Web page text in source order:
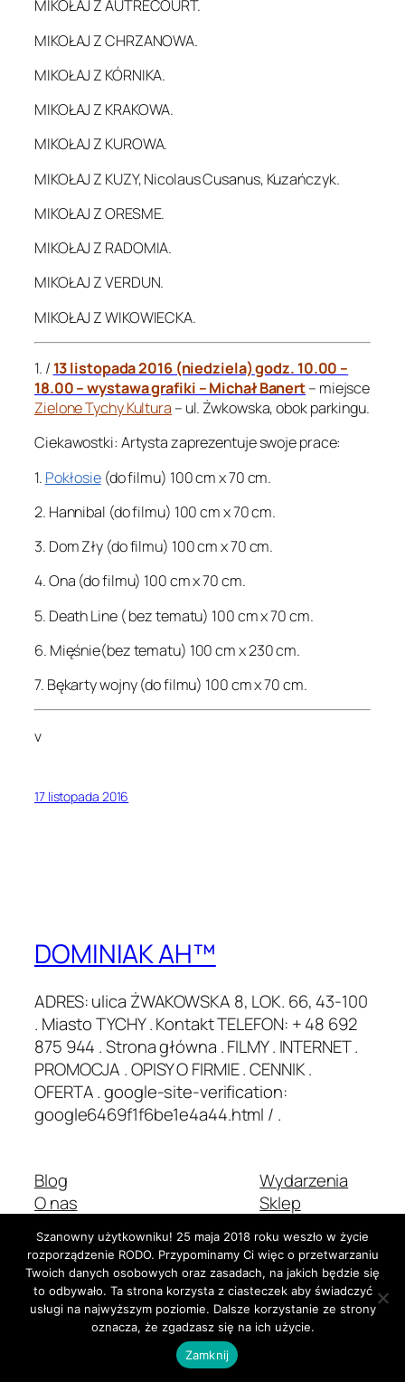
MIKOŁAJ Z AUTRECOURT.
MIKOŁAJ Z CHRZANOWA.
MIKOŁAJ Z KÓRNIKA.
MIKOŁAJ Z KRAKOWA.
MIKOŁAJ Z KUROWA.
MIKOŁAJ Z KUZY, Nicolaus Cusanus, Kuzańczyk.
MIKOŁAJ Z ORESME.
MIKOŁAJ Z RADOMIA.
MIKOŁAJ Z VERDUN.
MIKOŁAJ Z WIKOWIECKA.
1. / 13 listopada 2016 (niedziela) godz. 10.00 –
18.00 – wystawa grafiki – Michał Banert– miejsce
Zielone Tychy Kultura – ul. Żwkowska, obok parkingu.
Ciekawostki: Artysta zaprezentuje swoje prace:
1. Pokłosie(do filmu) 100 cm x 70 cm.
2. Hannibal (do filmu) 100 cm x 70 cm.
3. Dom Zły (do filmu) 100 cm x 70 cm.
4. Ona (do filmu) 100 cm x 70 cm.
5. Death Line ( bez tematu) 100 cm x 70 cm.
6. Mięśnie(bez tematu) 100 cm x 230 cm.
7. Bękarty wojny (do filmu) 100 cm x 70 cm.
v
17 listopada 2016
DOMINIAK AH™
ADRES: ulica ŻWAKOWSKA 8, LOK. 66, 43-100
. Miasto TYCHY . Kontakt TELEFON: + 48 692
875 944 . Strona główna . FILMY . INTERNET .
PROMOCJA . OPISY O FIRMIE . CENNIK .
OFERTA . google-site-verification:
google6469f1f6be1e4a44.html / .
Blog
O nas
Autorzy
Wydarzenia
Sklep
Motywy
Dwadzieścia Dwadzieścia-Pięć Stworzone zWordPress
Szanowny użytkowniku! 25 maja 2018 roku weszło w życie
rozporządzenie RODO. Przypominamy Ci więc o przetwarzaniu
Twoich danych osobowych oraz zasadach, na jakich będzie się
to odbywało. Ta strona korzysta z ciasteczek aby świadczyć
usługi na najwyższym poziomie. Dalsze korzystanie ze strony
oznacza, że zgadzasz się na ich użycie.
Zamknij